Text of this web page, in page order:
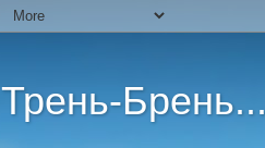
Трень-